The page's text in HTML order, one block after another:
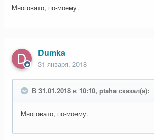
Многовато, по-моему.
Dumka
31 января, 2018
В 31.01.2018 в 10:10, ptaha сказал(а):
Многовато, по-моему.